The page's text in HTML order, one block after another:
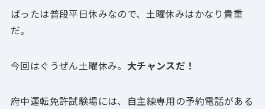
ばったは普段平日休みなので、土曜休みはかなり貴重
だ。
今回はぐうぜん土曜休み。 大チャンスだ！
府中運転免許試験場には、自主練専用の予約電話がある